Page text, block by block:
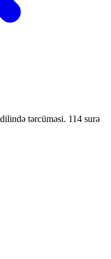
tərcüməsi. 114 surə